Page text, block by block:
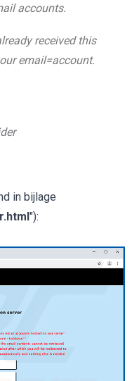
accounts.
received this
email=account.
in bijlage
"):